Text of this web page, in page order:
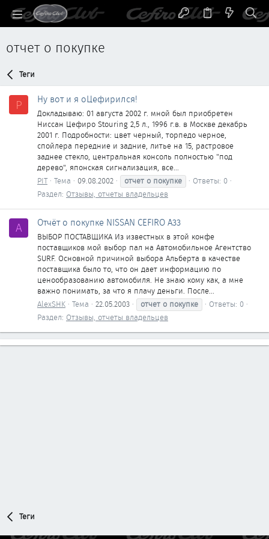
отчет о покупке
Теги
P Ну вот и я оЦефирился!
Докладываю: 01 августа 2002 г. мной был приобретен
Ниссан Цефиро Stouring 2,5 л., 1996 г.в. в Москве декабрь
2001 г. Подробности: цвет черный, торпедо черное,
спойлера передние и задние, литье на 15, растровое
заднее стекло, центральная консоль полностью "под
дерево", японская сигнализация, все...
PIT Тема 09.08.2002 отчет о покупке
Ответы: 0
Раздел: Отзывы, отчеты владельцев
A Отчёт о покупке NISSAN CEFIRO A33
ВЫБОР ПОСТАВЩИКА Из известных в этой конфе
поставщиков мой выбор пал на Автомобильное Агентство
SURF. Основной причиной выбора Альберта в качестве
поставщика было то, что он дает информацию по
ценообразованию автомобиля. Не знаю кому как, а мне
важно понимать, за что я плачу деньги. После...
AlexSHK Тема 22.05.2003 отчет о покупке
Ответы: 0
Раздел: Отзывы, отчеты владельцев
Теги